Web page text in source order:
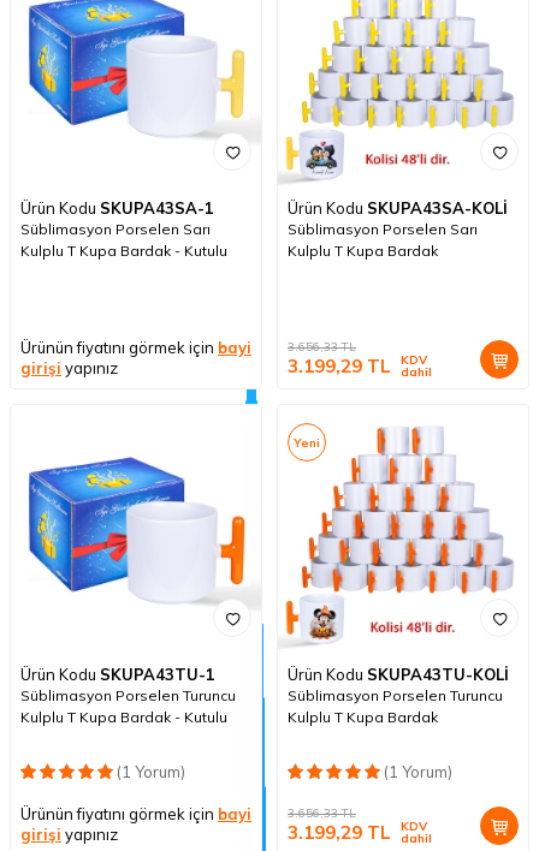
Ürün Kodu SKUPA43SA-1
Süblimasyon Porselen Sarı
Kulplu T Kupa Bardak - Kutulu
Ürünün fiyatını görmek için bayi
girişi yapınız
Ürün Kodu SKUPA43SA-KOLİ
Süblimasyon Porselen Sarı
Kulplu T Kupa Bardak
3.656,33TL
3.199,29 TL KDV
dahil
Ürün Kodu SKUPA43TU-1
Süblimasyon Porselen Turuncu
Kulplu T Kupa Bardak - Kutulu
(1 Yorum)
Ürünün fiyatını görmek için bayi
girişi yapınız
Yeni
Ürün Kodu SKUPA43TU-KOLİ
Süblimasyon Porselen Turuncu
Kulplu T Kupa Bardak
(1 Yorum)
3.656,33TL
3.199,29 TL KDV
dahil